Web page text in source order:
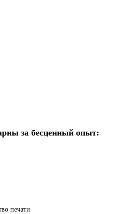
за бесценный опыт:
печати